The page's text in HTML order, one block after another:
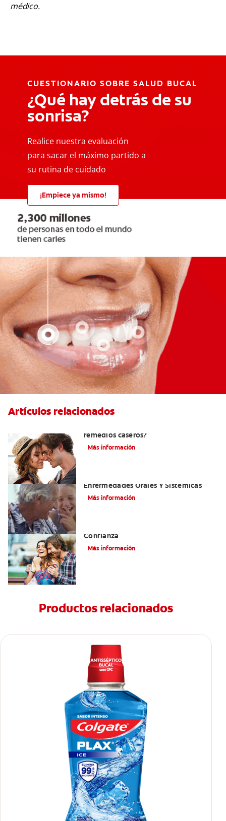
médico.
CUESTIONARIO SOBRE SALUD BUCAL
¿Qué hay detrás de su
sonrisa?
Realice nuestra evaluación
para sacar el máximo partido a
su rutina de cuidado
¡Empiece ya mismo!
Artículos relacionados
remedios caseros?
Más información
Enfermedades Orales Y Sistémicas
Más información
Confianza
Más información
Productos relacionados